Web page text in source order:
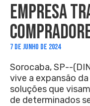
EMPRESA
7 DE JUNHO DE 2024
Sorocaba, SP--
vive a expansão
soluções que
de determinados